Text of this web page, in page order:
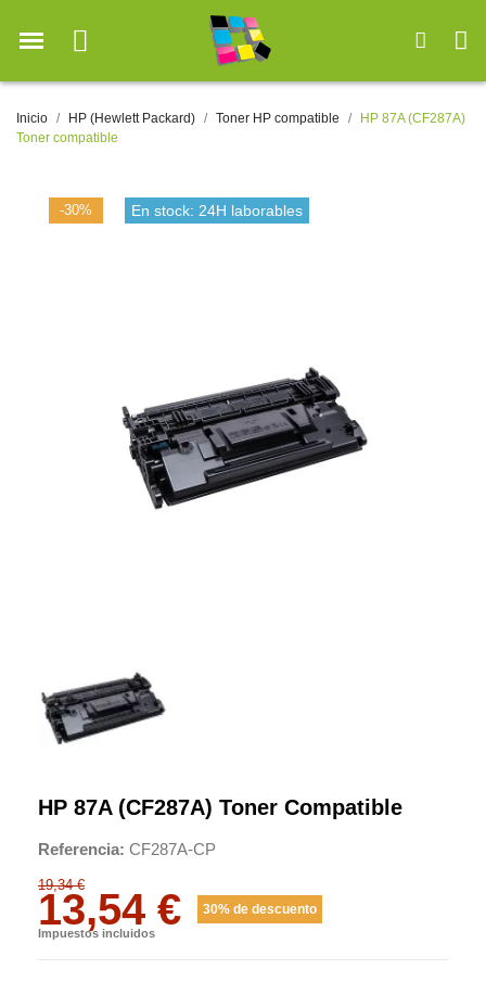
Inicio HP (Hewlett Packard) Toner HP compatible
HP 87A (CF287A)
Toner compatible
-30% En stock: 24H laborables
HP 87A (CF287A) Toner Compatible
Referencia CF287A-CP
19,34 €
13,54 € 30% de descuento
Impuestos incluidos